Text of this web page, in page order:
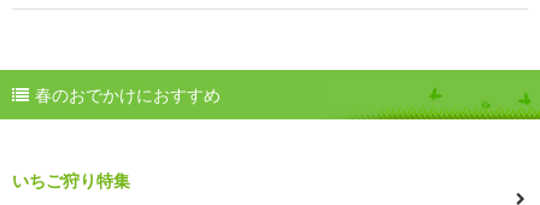
春のおでかけにおすすめ
いちご狩り特集